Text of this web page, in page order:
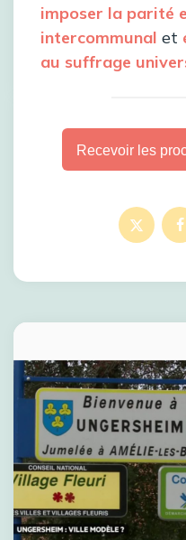
imposer la parité
intercommunal et
au suffrage
Recevoir les
Post
navigation